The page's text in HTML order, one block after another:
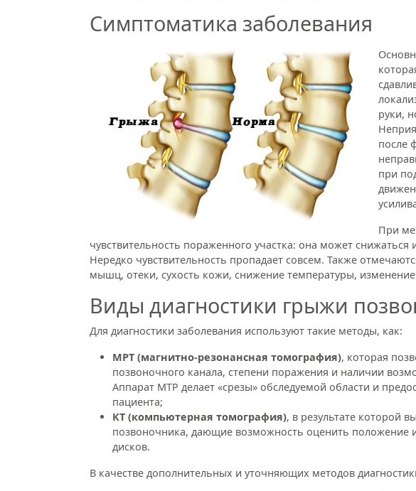
Симптоматика заболевания
руки,
после
при
При
чувствительность пораженного участка: она может снижаться
Нередко чувствительность пропадает совсем. Также
мышц, отеки, сухость кожи, снижение температуры,
Виды диагностики грыжи
Для диагностики заболевания используют такие методы, как:
МРТ (магнитно-резонансная томография), которая
позвоночного канала, степени поражения и наличии
Аппарат МТР делает «срезы» обследуемой области и
пациента;
КТ (компьютерная томография), в результате которой
позвоночника, дающие возможность оценить положение
дисков.
В качестве дополнительных и уточняющих методов